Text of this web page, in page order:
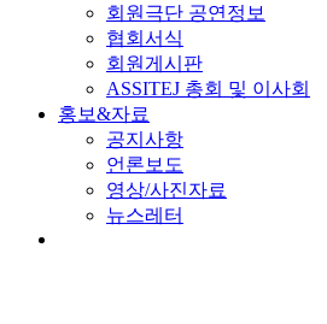
회원극단 공연정보
협회서식
회원게시판
ASSITEJ 총회 및 이사회
홍보&자료
공지사항
언론보도
영상/사진자료
뉴스레터